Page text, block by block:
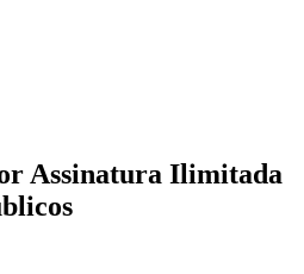
Assinatura Ilimitada